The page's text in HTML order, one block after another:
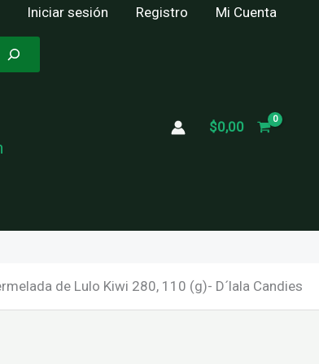
Iniciar sesión Registro Mi Cuenta
$0,00
de Lulo Kiwi 280, 110 (g)- D´lala Candies